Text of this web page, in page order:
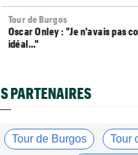
Tour de Burgos
Oscar Onley : "Je n'avais pas
idéal…"
déclassé
Julius Johansen remporte le
Emirates
PARTENAIRES
Tour de Burgos Tour